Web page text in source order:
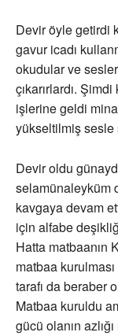
Devir öyle getirdi
gavur icadı
okudular ve
çıkarırlardı.
işlerine geldi
yükseltilmiş sesle
Devir oldu
selamünaleyküm
kavgaya devam
için alfabe
Hatta matbaanın
matbaa
tarafı da beraber
Matbaa kuruldu
gücü olanın